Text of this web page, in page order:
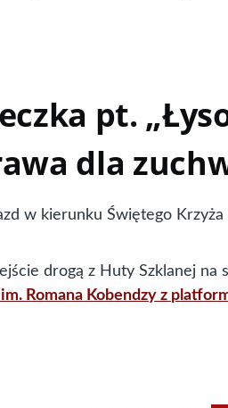
pt.
dla
w kierunku Świętego
drogą z Huty Szklanej
im. Romana Kobendzy z